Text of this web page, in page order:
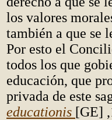
los valores
también a que se
Por esto el
todos los que
educación, que
privada de este
educationis [GE]